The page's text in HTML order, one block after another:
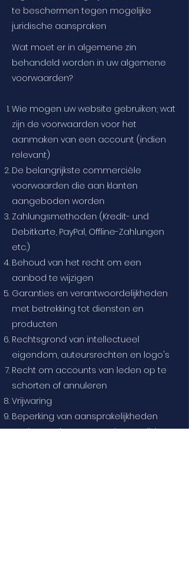
te beschermen tegen mogelijke
juridische aanspraken
Wat moet er in algemene zin
behandeld worden in uw algemene
voorwaarden?
Wie mogen uw website gebruiken; wat
zijn de voorwaarden voor het
aanmaken van een account (indien
relevant)
De belangrijkste commerciële
voorwaarden die aan klanten
aangeboden worden
Zahlungsmethoden (Kredit- und
Debitkarte, PayPal, Offline-Zahlungen
etc.)
Behoud van het recht om een
aanbod te wijzigen
Garanties en verantwoordelijkheden
met betrekking tot diensten en
producten
Rechtsgrond van intellectueel
eigendom, auteursrechten en logo's
Recht om accounts van leden op te
schorten of annuleren
Vrijwaring
Beperking van aansprakelijkheden
Recht om de voorwaarden te wijzigen